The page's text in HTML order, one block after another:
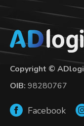
Copyright ©
OIB: 98280767
Facebook